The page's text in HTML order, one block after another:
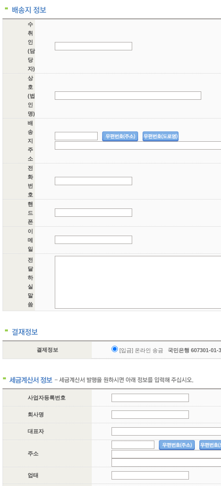
수
취
인
(담
당
자)
상
호
(법
인
명)
배
송
지
주
소
전
화
번
호
핸
드
폰
이
메
일
전
달
하
실
말
씀
결제정보 [입금] 온라인 송금 국민은행 607301-
사업자등록번호
회사명
대표자
주소
업태